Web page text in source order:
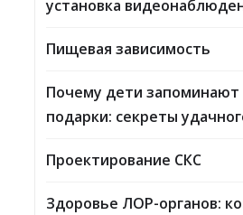
установка
Пищевая зависимость
Почему дети запоминают
подарки: секреты
Проектирование СКС
Здоровье ЛОР-органов: